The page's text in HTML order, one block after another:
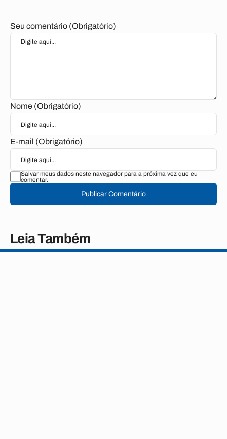
Seu comentário (Obrigatório)
Nome (Obrigatório)
E-mail (Obrigatório)
Salvar meus dados neste navegador para a próxima vez que eu
comentar.
Publicar Comentário
Leia Também